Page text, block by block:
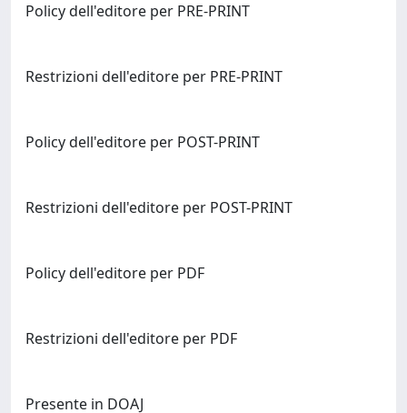
Policy dell'editore per PRE-PRINT
Restrizioni dell'editore per PRE-PRINT
Policy dell'editore per POST-PRINT
Restrizioni dell'editore per POST-PRINT
Policy dell'editore per PDF
Restrizioni dell'editore per PDF
Presente in DOAJ